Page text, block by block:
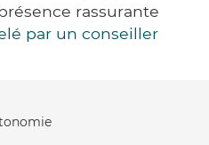
rassurante
par un conseiller